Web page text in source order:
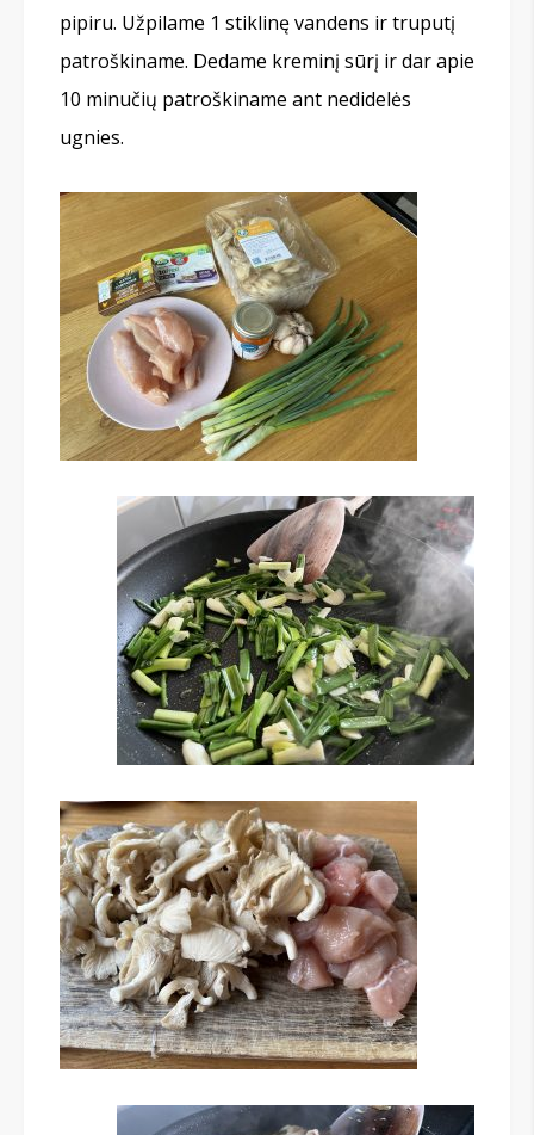
pipiru. Užpilame 1 stiklinę vandens ir truputį
patroškiname. Dedame kreminį sūrį ir dar apie
10 minučių patroškiname ant nedidelės
ugnies.